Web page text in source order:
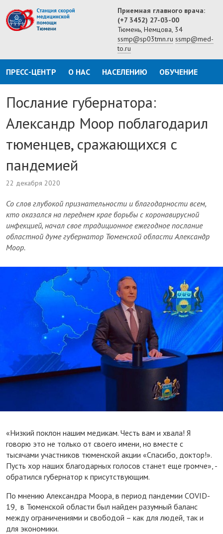
Приемная главного врача:
(+7 3452) 27-03-00
Тюмень, Немцова, 34
ssmp@sp03tmn.ru ssmp@med-
to.ru
ПРЕСС-ЦЕНТР О НАС НАСЕЛЕНИЮ ОБУЧЕНИЕ
Послание губернатора:
Александр Моор поблагодарил
тюменцев, сражающихся с
пандемией
22 декабря 2020
Со слов глубокой признательности и благодарности всем,
кто оказался на переднем крае борьбы с коронавирусной
инфекцией, начал свое традиционное ежегодное послание
областной думе губернатор Тюменской области Александр
Моор.
«Низкий поклон нашим медикам. Честь вам и хвала! Я
говорю это не только от своего имени, но вместе с
тысячами участников тюменской акции «Спасибо, доктор!».
Пусть хор наших благодарных голосов станет еще громче», -
обратился губернатор к присутствующим.
По мнению Александра Моора, в период пандемии COVID-
19, в Тюменской области был найден разумный баланс
между ограничениями и свободой – как для людей, так и
для экономики.